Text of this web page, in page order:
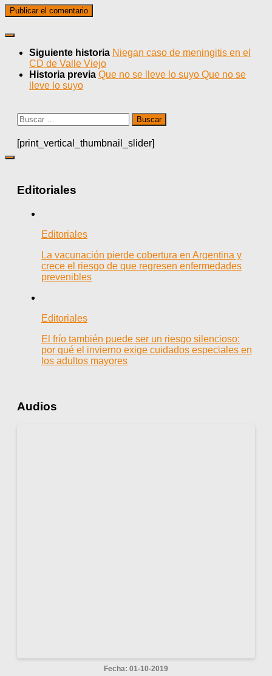
Siguiente historia Niegan caso de meningitis en el
CD de Valle Viejo
Historia previa Que no se lleve lo suyo Que no se
lleve lo suyo
Buscar:
[print_vertical_thumbnail_slider]
Editoriales
Editoriales
La vacunación pierde cobertura en Argentina y
crece el riesgo de que regresen enfermedades
prevenibles
Editoriales
El frío también puede ser un riesgo silencioso:
por qué el invierno exige cuidados especiales en
los adultos mayores
Audios
Fecha: 01-10-2019